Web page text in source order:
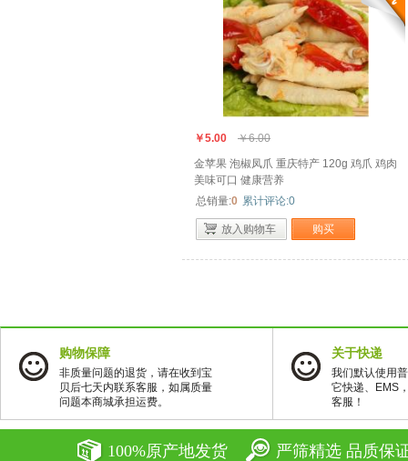
￥5.00
￥6.00
金苹果 泡椒凤爪 重庆特产 120g 鸡爪 鸡肉
美味可口 健康营养
总销量:0 累计评论:0
放入购物车 购买
购物保障
非质量问题的退货，请在收到宝
贝后七天内联系客服，如属质量
问题本商城承担运费。
关于快递
我们默认使用
它快递、EMS
客服！
100%原产地发货 严筛精选 品质保